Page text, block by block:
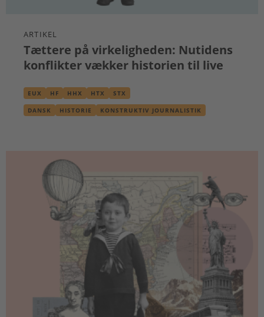
ARTIKEL
Tættere på virkeligheden: Nutidens
konflikter vækker historien til live
EUX HF HHX HTX STX
DANSK HISTORIE
KONSTRUKTIV JOURNALISTIK